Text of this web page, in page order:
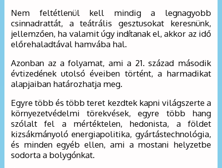
Nem feltétlenül kell mindig a legnagyobb
csinnadrattát, a teátrális gesztusokat keresnünk,
jellemzően, ha valamit úgy indítanak el, akkor az idő
előrehaladtával hamvába hal.
Azonban az a folyamat, ami a 21. század második
évtizedének utolsó éveiben történt, a harmadikat
alapjaiban határozhatja meg.
Egyre több és több teret kezdtek kapni világszerte a
környezetvédelmi törekvések, egyre több hang
szólalt fel a mértéktelen, hedonista, a földet
kizsákmányoló energiapolitika, gyártástechnológia,
és minden egyéb ellen, ami a mostani helyzetbe
sodorta a bolygónkat.